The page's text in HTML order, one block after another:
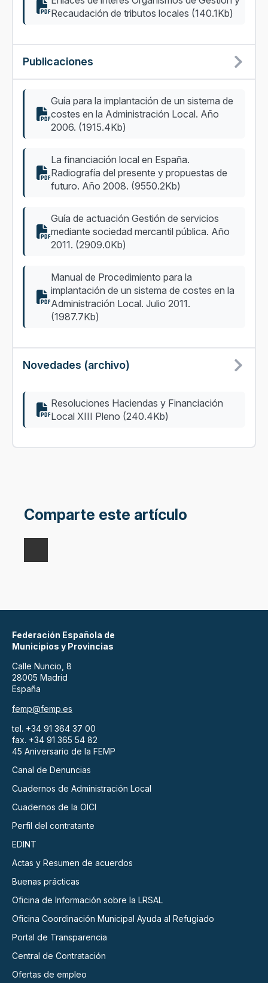
Recaudación de tributos locales (140.1Kb)
Publicaciones
Guía para la implantación de un sistema de
costes en la Administración Local. Año
2006. (1915.4Kb)
La financiación local en España.
Radiografía del presente y propuestas de
futuro. Año 2008. (9550.2Kb)
Guía de actuación Gestión de servicios
mediante sociedad mercantil pública. Año
2011. (2909.0Kb)
Manual de Procedimiento para la
implantación de un sistema de costes en la
Administración Local. Julio 2011.
(1987.7Kb)
Novedades (archivo)
Resoluciones Haciendas y Financiación
Local XIII Pleno (240.4Kb)
Comparte este artículo
Federación Española de
Municipios y Provincias
Calle Nuncio, 8
28005 Madrid
España
femp@femp.es
tel. +34 91 364 37 00
fax. +34 91 365 54 82
45 Aniversario de la FEMP
Canal de Denuncias
Cuadernos de Administración Local
Cuadernos de la OICI
Perfil del contratante
EDINT
Actas y Resumen de acuerdos
Buenas prácticas
Oficina de Información sobre la LRSAL
Oficina Coordinación Municipal Ayuda al Refugiado
Portal de Transparencia
Central de Contratación
Ofertas de empleo